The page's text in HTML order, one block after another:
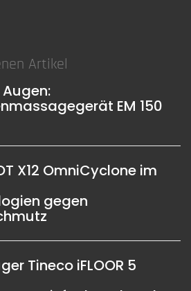
Artikel
EM 150
X12 OmniCyclone im
gegen
Tineco iFLOOR 5